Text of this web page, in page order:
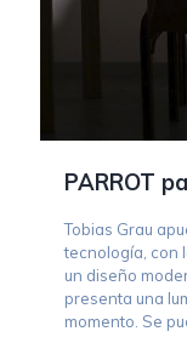
PARROT
Tobias Grau
tecnología, con
un diseño
presenta una
momento. Se